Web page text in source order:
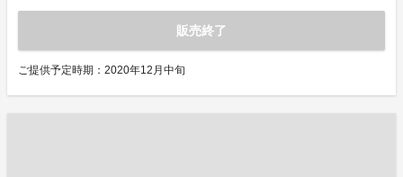
販売終了
ご提供予定時期：2020年12月中旬